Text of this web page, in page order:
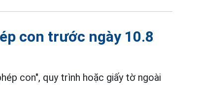
con trước ngày 10.8
con", quy trình hoặc giấy tờ ngoài